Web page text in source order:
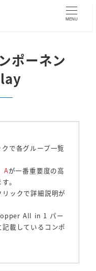
MENU
ポーネン
で各グループ一覧
Aが一番重要度の高
。
リックで詳細説明が
All in 1 パー
載しているコンポ